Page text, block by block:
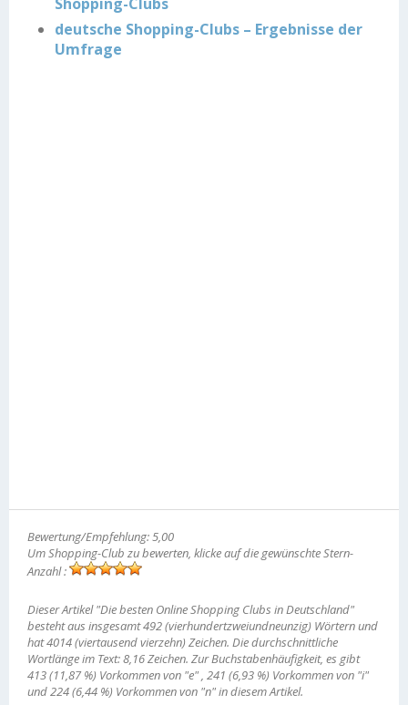
deutsche Shopping-Clubs – Ergebnisse der
Umfrage
Bewertung/Empfehlung: 5,00
Um Shopping-Club zu bewerten, klicke auf die gewünschte Stern-
Anzahl :
Dieser Artikel "Die besten Online Shopping Clubs in Deutschland"
besteht aus insgesamt 492 (vierhundertzweiundneunzig) Wörtern und
hat 4014 (viertausend vierzehn) Zeichen. Die durchschnittliche
Wortlänge im Text: 8,16 Zeichen. Zur Buchstabenhäufigkeit, es gibt
413 (11,87 %) Vorkommen von "e" , 241 (6,93 %) Vorkommen von "i"
und 224 (6,44 %) Vorkommen von "n" in diesem Artikel.